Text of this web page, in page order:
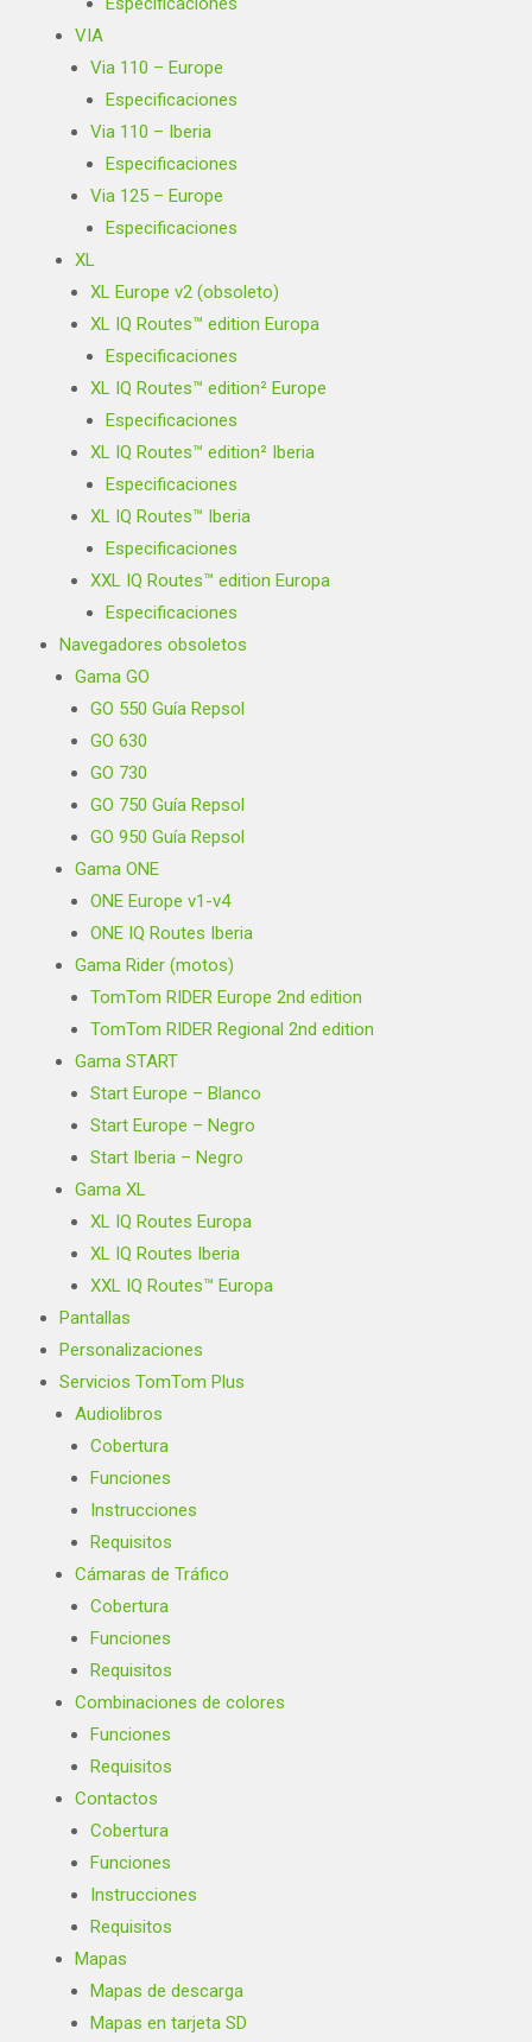
VIA
Via 110 – Europe
Especificaciones
Via 110 – Iberia
Especificaciones
Via 125 – Europe
Especificaciones
XL
XL Europe v2 (obsoleto)
XL IQ Routes™ edition Europa
Especificaciones
XL IQ Routes™ edition² Europe
Especificaciones
XL IQ Routes™ edition² Iberia
Especificaciones
XL IQ Routes™ Iberia
Especificaciones
XXL IQ Routes™ edition Europa
Especificaciones
Navegadores obsoletos
Gama GO
GO 550 Guía Repsol
GO 630
GO 730
GO 750 Guía Repsol
GO 950 Guía Repsol
Gama ONE
ONE Europe v1-v4
ONE IQ Routes Iberia
Gama Rider (motos)
TomTom RIDER Europe 2nd edition
TomTom RIDER Regional 2nd edition
Gama START
Start Europe – Blanco
Start Europe – Negro
Start Iberia – Negro
Gama XL
XL IQ Routes Europa
XL IQ Routes Iberia
XXL IQ Routes™ Europa
Pantallas
Personalizaciones
Servicios TomTom Plus
Audiolibros
Cobertura
Funciones
Instrucciones
Requisitos
Cámaras de Tráfico
Cobertura
Funciones
Requisitos
Combinaciones de colores
Funciones
Requisitos
Contactos
Cobertura
Funciones
Instrucciones
Requisitos
Mapas
Mapas de descarga
Mapas en tarjeta SD